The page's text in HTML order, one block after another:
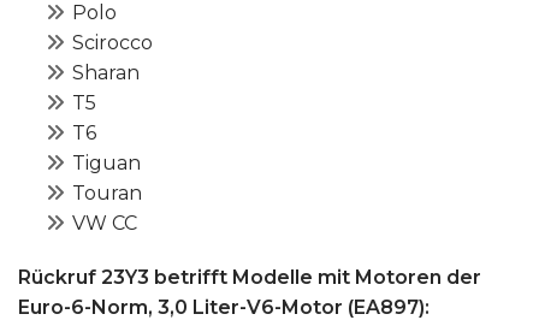
Polo
Scirocco
Sharan
T5
T6
Tiguan
Touran
VW CC
Rückruf 23Y3 betrifft Modelle mit Motoren der
Euro-6-Norm, 3,0 Liter-V6-Motor (EA897):